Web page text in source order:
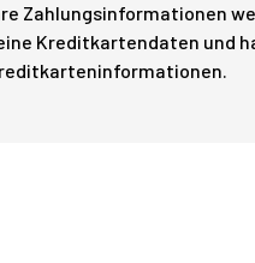
Zahlungsinformationen
Kreditkartendaten und